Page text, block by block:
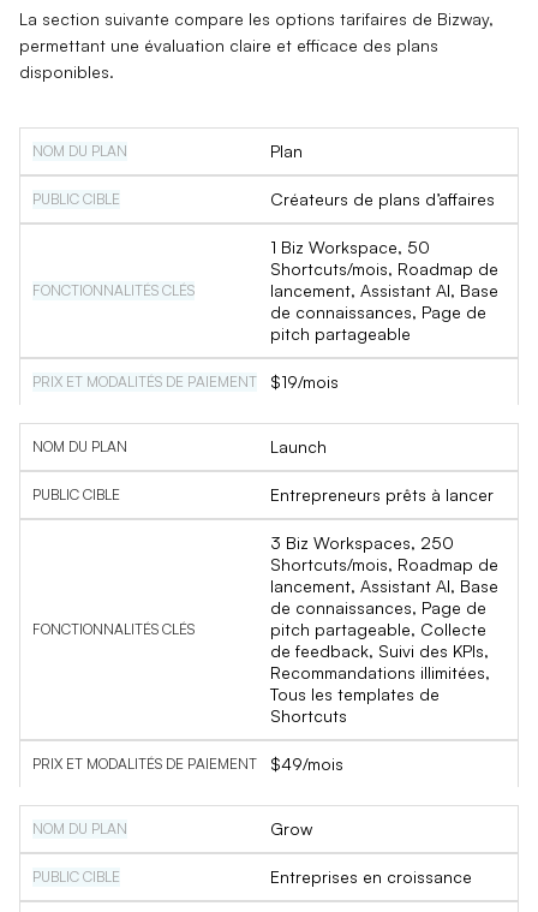
La section suivante compare les options tarifaires de Bizway,
permettant une évaluation claire et efficace des plans
disponibles.
Plan
Créateurs de plans d’affaires
1 Biz Workspace, 50
Shortcuts/mois, Roadmap de
lancement, Assistant AI, Base
de connaissances, Page de
pitch partageable
$19/mois
Launch
Entrepreneurs prêts à lancer
3 Biz Workspaces, 250
Shortcuts/mois, Roadmap de
lancement, Assistant AI, Base
de connaissances, Page de
pitch partageable, Collecte
de feedback, Suivi des KPIs,
Recommandations illimitées,
Tous les templates de
Shortcuts
$49/mois
Grow
Entreprises en croissance